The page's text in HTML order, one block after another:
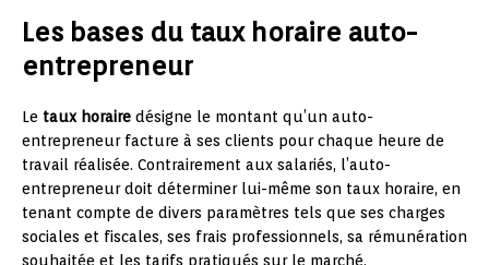
Les bases du taux horaire auto-
entrepreneur
Le taux horaire désigne le montant qu’un auto-
entrepreneur facture à ses clients pour chaque heure de
travail réalisée. Contrairement aux salariés, l’auto-
entrepreneur doit déterminer lui-même son taux horaire, en
tenant compte de divers paramètres tels que ses charges
sociales et fiscales, ses frais professionnels, sa rémunération
souhaitée et les tarifs pratiqués sur le marché.